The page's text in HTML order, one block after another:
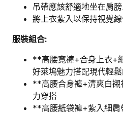
吊帶應該舒適地坐在肩
將上衣紮入以保持視覺
服裝組合:
**高腰寬褲+合身上衣+
好萊塢魅力搭配現代輕
**高腰合身褲+清爽白
力穿搭
**高腰紙袋褲+紮入細